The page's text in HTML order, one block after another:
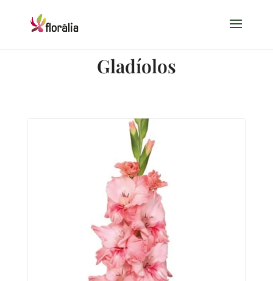
Gladíolos